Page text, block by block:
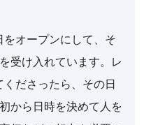
オープンにして、そ
受け入れています。レ
ださったら、その日
から日時を決めて人を